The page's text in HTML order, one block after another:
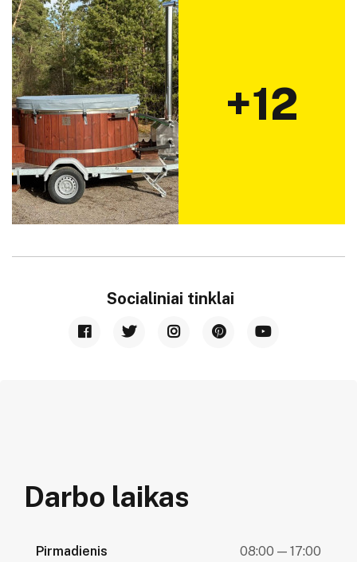
Socialiniai tinklai
Darbo laikas
Pirmadienis 08:00 — 17:00